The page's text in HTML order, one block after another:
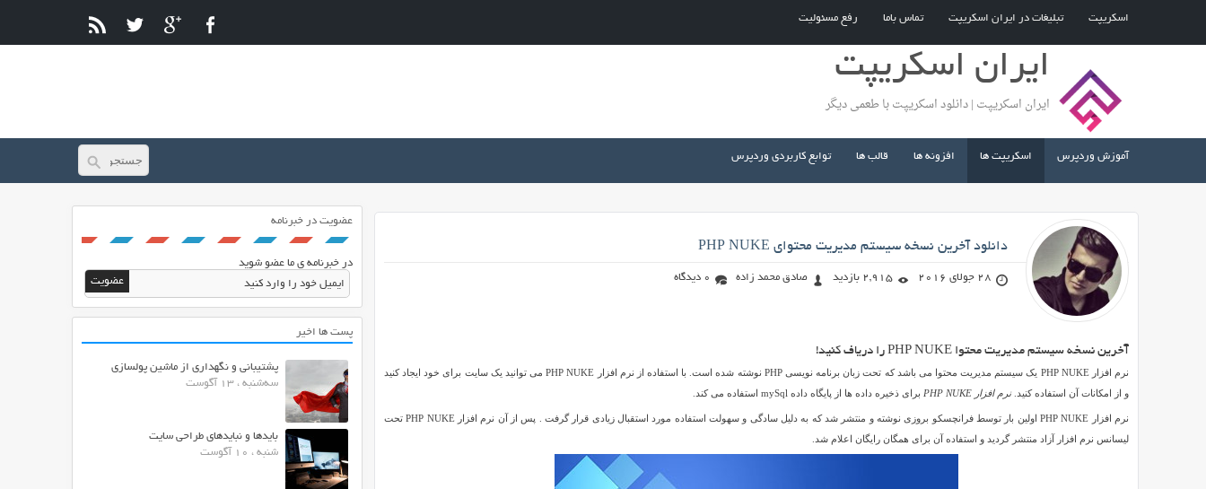
اسکریپت تبلیغات در ایران اسکریپت تماس باما رفع مسئولیت
ایران اسکریپت
ایران اسکریپت | دانلود اسکریپت با طعمی دیگر
آموزش وردپرس اسکریپت ها افزونه ها قالب ها توابع کاربردی وردپرس
دانلود آخرین نسخه سیستم مدیریت محتوای PHP NUKE
28 جولای 2016 2,915 بازدید صادق محمد زاده 0 دیدگاه
دانلود
آخرین
نسخه
آخرین نسخه سیستم مدیریت محتوا PHP NUKE را دریاف کنید!
نرم افزار PHP NUKE یک سیستم مدیریت محتوا می باشد که تحت زبان برنامه نویسی PHP نوشته شده است. با استفاده از نرم افزار PHP NUKE می توانید یک سایت برای خود ایجاد کنید
و از امکانات آن استفاده کنید. نرم افزار PHP NUKE برای ذخیره داده ها از پایگاه داده mySql استفاده می کند.
نرم افزار PHP NUKE اولین بار توسط فرانچسکو بروزی نوشته و منتشر شد که به دلیل سادگی و سهولت استفاده مورد استقبال زیادی قرار گرفت
. پس از آن نرم افزار PHP NUKE تحت
لیسانس نرم افزار آزاد منتشر گردید و استفاده آن برای همگان رایگان اعلام شد.
عضویت در خبرنامه
در خبرنامه ی ما عضو شوید
پست ها اخیر
پشتیبانی و نگهداری از ماشین پولسازی
سه‌شنبه ، 13 آگوست
بایدها و نبایدهای طراحی سایت
شنبه ، 10 آگوست